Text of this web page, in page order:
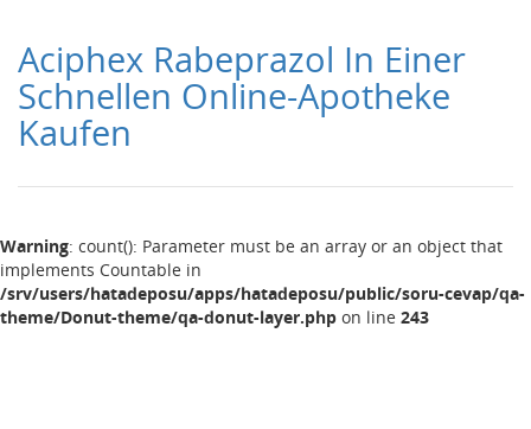
Aciphex Rabeprazol In Einer
Schnellen Online-Apotheke
Kaufen
Warning: count(): Parameter must be an array or an object that
implements Countable in
/srv/users/hatadeposu/apps/hatadeposu/public/soru-cevap/qa-
theme/Donut-theme/qa-donut-layer.php on line 243